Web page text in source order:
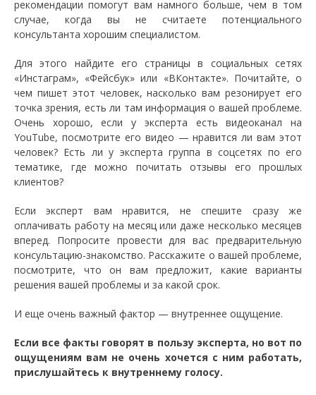
рекомендации помогут вам намного больше, чем в том
случае, когда вы не считаете потенциального
консультанта хорошим специалистом.
Для этого найдите его страницы в социальных сетях
«Инстаграм», «Фейсбук» или «ВКонтакте». Почитайте, о
чем пишет этот человек, насколько вам резонирует его
точка зрения, есть ли там информация о вашей проблеме.
Очень хорошо, если у эксперта есть видеоканал на
YouTube, посмотрите его видео — нравится ли вам этот
человек? Есть ли у эксперта группа в соцсетях по его
тематике, где можно почитать отзывы его прошлых
клиентов?
Если эксперт вам нравится, не спешите сразу же
оплачивать работу на месяц или даже несколько месяцев
вперед. Попросите провести для вас предварительную
консультацию-знакомство. Расскажите о вашей проблеме,
посмотрите, что он вам предложит, какие варианты
решения вашей проблемы и за какой срок.
И еще очень важный фактор — внутреннее ощущение.
Если все факты говорят в пользу эксперта, но вот по
ощущениям вам не очень хочется с ним работать,
прислушайтесь к внутреннему голосу.